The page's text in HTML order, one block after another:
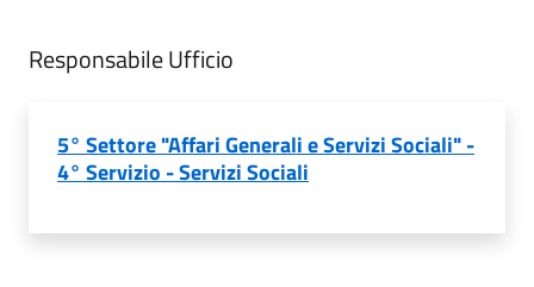
Responsabile Ufficio
5° Settore "Affari Generali e Servizi Sociali" -
4° Servizio - Servizi Sociali